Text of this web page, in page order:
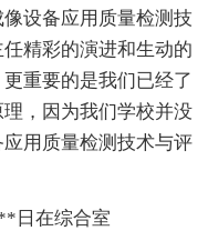
设备应用质量检测技
精彩的演进和生动的
重要的是我们已经了
，因为我们学校并没
用质量检测技术与评
日在综合室